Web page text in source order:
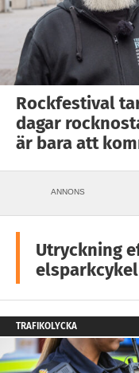
Rockfestival
dagar
är bara att
ANNONS
Utryckning
TRAFIKOLYCKA